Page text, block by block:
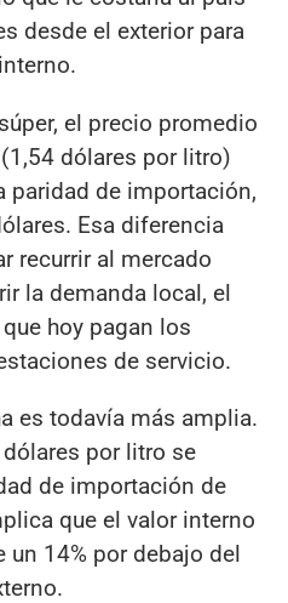
desde el exterior para
el precio promedio
dólares por litro)
paridad de importación,
Esa diferencia
recurrir al mercado
la demanda local, el
hoy pagan los
de servicio.
es todavía más amplia.
por litro se
de importación de
que el valor interno
14% por debajo del